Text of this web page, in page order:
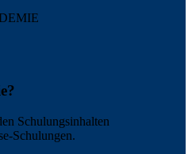
Schulungsinhalten
Schulungen.